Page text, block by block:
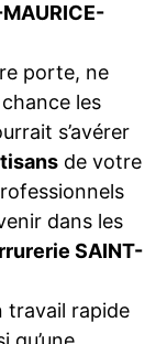
porte, ne
les
s’avérer
de votre
dans les
SAINT-
travail rapide